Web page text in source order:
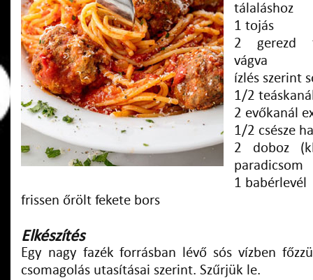
tálaláshoz
1 tojás
2 gerezd
vágva
ízlés szerint
1/2
2 evőkanál
1/2 csésze
2 doboz
paradicsom
1 babérlevél
frissen őrölt fekete bors
Elkészítés
Egy nagy fazék forrásban lévő sós vízben
csomagolás utasításai szerint. Szűrjük le.